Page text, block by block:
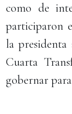
como de
participaron
la
Cuarta
gobernar